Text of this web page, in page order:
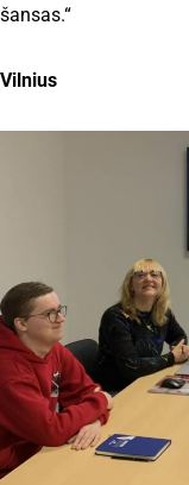
šansas.“
Vilnius